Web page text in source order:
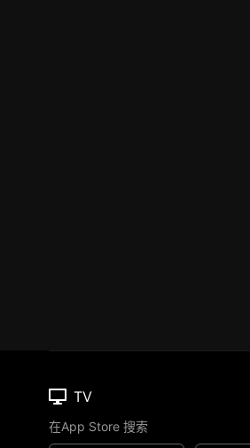
TV
在App Store 搜索